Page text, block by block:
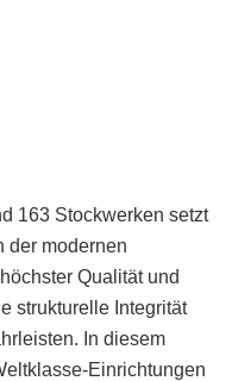
163 Stockwerken setzt
der modernen
Qualität und
strukturelle Integrität
In diesem
Einrichtungen